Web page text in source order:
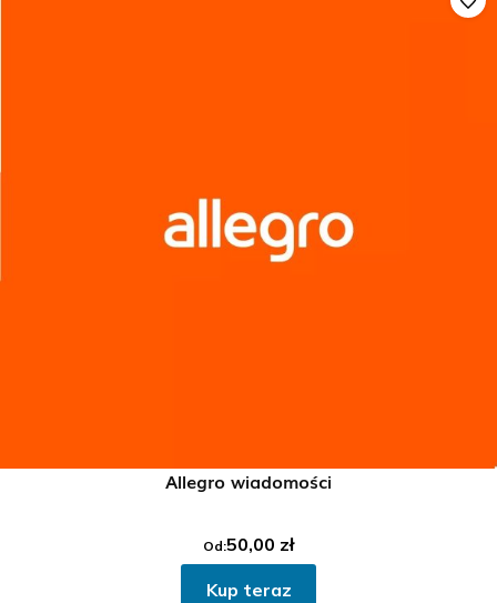
Allegro wiadomości
Od:50,00 zł
Kup teraz